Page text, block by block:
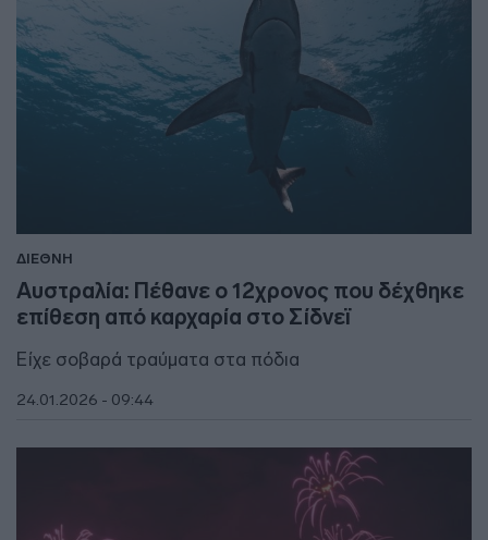
ΔΙΕΘΝΗ
Αυστραλία: Πέθανε ο 12χρονος που δέχθηκε
επίθεση από καρχαρία στο Σίδνεϊ
Είχε σοβαρά τραύματα στα πόδια
24.01.2026 - 09:44